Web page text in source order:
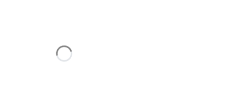
mogą różnić się ceną